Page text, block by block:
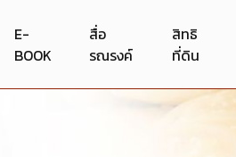
E-
BOOK
สื่อ
รณรงค์
สิทธิ
ที่ดิน